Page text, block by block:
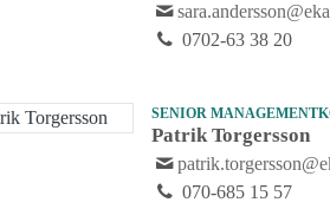
0702-63 38 20
SENIOR
Patrik Torgersson
070-685 15 57